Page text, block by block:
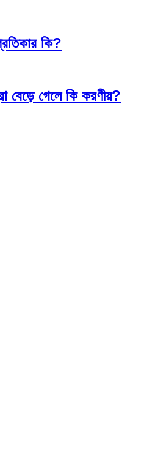
কি?
বেড়ে গেলে কি করণীয়?